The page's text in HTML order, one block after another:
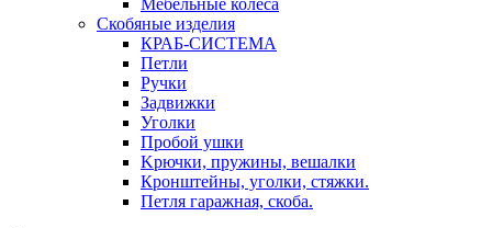
Мебельные колеса
Скобяные изделия
КРАБ-СИСТЕМА
Петли
Ручки
Задвижки
Уголки
Пробой ушки
Kрючки, пружины, вешалки
Кронштейны, уголки, стяжки.
Петля гаражная, скоба.